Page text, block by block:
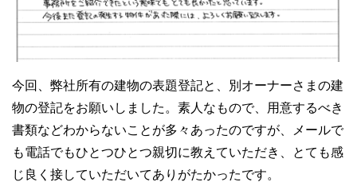
今回、弊社所有の建物の表題登記と、別オーナーさまの建
物の登記をお願いしました。素人なもので、用意するべき
書類などわからないことが多々あったのですが、メールで
も電話でもひとつひとつ親切に教えていただき、とても感
じ良く接していただいてありがたかったです。